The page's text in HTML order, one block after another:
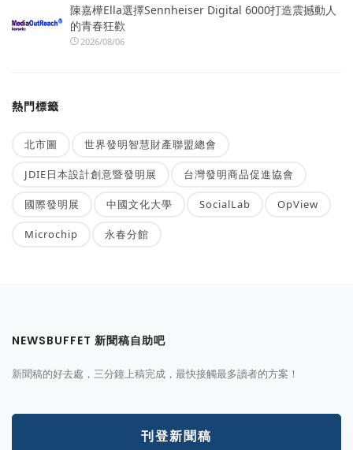
陳嘉樺Ella選擇Sennheiser Digital 6000打造震撼動人
的青春狂歡
2026/08/06
熱門標籤
北市圖 世界發明智慧財產聯盟總會
JDIE日本設計創意暨發明展 台灣發明商品促進協會
國際發明展 中國文化大學 SocialLab OpView
Microchip 永春分館
NEWSBUFFET 新聞稿自助吧
新聞稿的好去處，三分鐘上稿完成，最快接觸最多讀者的方案！
刊登新聞稿